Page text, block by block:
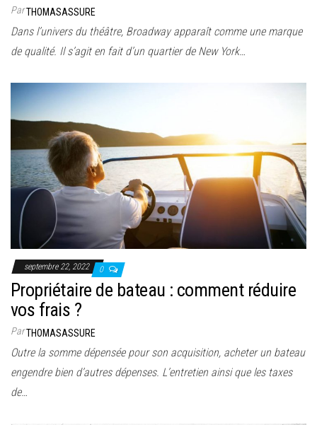
ParTHOMASASSURE
Dans l’univers du théâtre, Broadway apparaît comme une marque
de qualité. Il s’agit en fait d’un quartier de New York…
septembre 22, 2022 0
Propriétaire de bateau : comment réduire
vos frais ?
ParTHOMASASSURE
Outre la somme dépensée pour son acquisition, acheter un bateau
engendre bien d’autres dépenses. L’entretien ainsi que les taxes
de…